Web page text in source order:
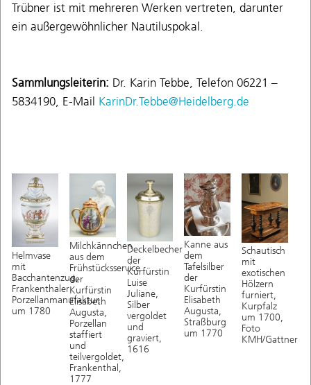
Trübner ist mit mehreren Werken vertreten, darunter
ein außergewöhnlicher Nautiluspokal.
Sammlungsleiterin: Dr. Karin Tebbe, Telefon 06221 –
5834190, E-Mail KarinDr.Tebbe@Heidelberg.de
Helmvase
mit
Bacchantenzug,
Frankenthaler
Porzellanmanufaktur,
um 1780
Milchkännchen
aus dem
Frühstücksservice
der
Kurfürstin
Elisabeth
Augusta,
Porzellan
staffiert
und
teilvergoldet,
Frankenthal,
1777
Deckelbecher
der
Kurfürstin
Luise
Juliane,
Silber
vergoldet
und
graviert,
1616
Kanne aus
dem
Tafelsilber
der
Kurfürstin
Elisabeth
Augusta,
Straßburg
um 1770
Schautisch
mit
exotischen
Hölzern
furniert,
Kurpfalz
um 1700,
Foto
KMH/Gattner